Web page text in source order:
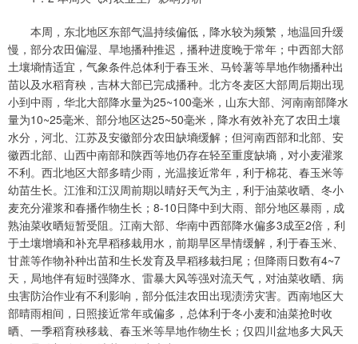
本周，东北地区东部气温持续偏低，降水较为频繁，地温回升缓
慢，部分农田偏湿、旱地播种推迟，播种进度晚于常年；中西部大部
土壤墒情适宜，气象条件总体利于春玉米、马铃薯等旱地作物播种出
苗以及水稻育秧，吉林大部已完成播种。北方冬麦区大部周后期出现
小到中雨，华北大部降水量为25~100毫米，山东大部、河南南部降水
量为10~25毫米、部分地区达25~50毫米，降水有效补充了农田土壤
水分，河北、江苏及安徽部分农田缺墒缓解；但河南西部和北部、安
徽西北部、山西中南部和陕西等地仍存在轻至重度缺墒，对小麦灌浆
不利。西北地区大部多晴少雨，光温接近常年，利于棉花、春玉米等
幼苗生长。江淮和江汉周前期以晴好天气为主，利于油菜收晒、冬小
麦充分灌浆和春播作物生长；8-10日降中到大雨、部分地区暴雨，成
熟油菜收晒短暂受阻。江南大部、华南中西部降水偏多3成至2倍，利
于土壤增墒和补充早稻移栽用水，前期旱区旱情缓解，利于春玉米、
甘蔗等作物补种出苗和生长发育及早稻移栽扫尾；但降雨日数有4~7
天，局地伴有短时强降水、雷暴大风等强对流天气，对油菜收晒、病
虫害防治作业有不利影响，部分低洼农田出现渍涝灾害。西南地区大
部晴雨相间，日照接近常年或偏多，总体利于冬小麦和油菜抢时收
晒、一季稻育秧移栽、春玉米等旱地作物生长；仅四川盆地多大风天